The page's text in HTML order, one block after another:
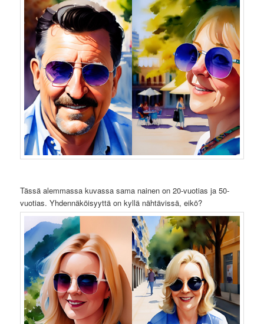
Tässä alemmassa kuvassa sama nainen on 20-vuotias ja 50-
vuotias. Yhdennäköisyyttä on kyllä nähtävissä, eikö?